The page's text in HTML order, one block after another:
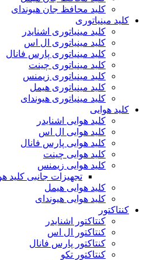
کلید محافظ جان هیوندای
کلید مینیاتوری
کلید مینیاتوری اشنایدر
کلید مینیاتوری ال اس
کلید مینیاتوری پارس فانال
کلید مینیاتوری چینت
کلید مینیاتوری زیمنس
کلید مینیاتوری هیمل
کلید مینیاتوری هیوندای
کلید هوایی
کلید هوایی اشنایدر
کلید هوایی ال اس
کلید هوایی پارس فانال
کلید هوایی چینت
کلید هوایی زیمنس
تجهیزات جانبی کلید
کلید هوایی هیمل
کلید هوایی هیوندای
کنتاکتور
کنتاکتور اشنایدر
کنتاکتور ال اس
کنتاکتور پارس فانال
کنتاکتور تکو